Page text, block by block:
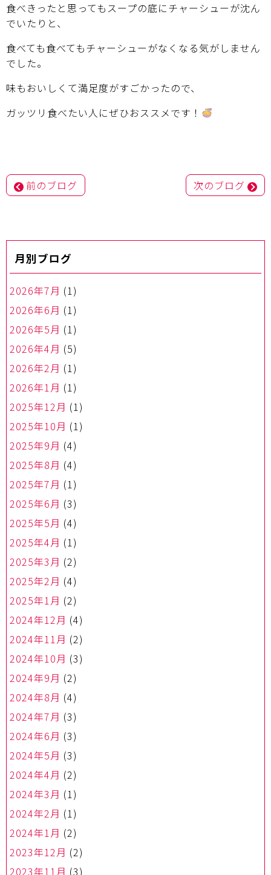
食べきったと思ってもスープの底にチャーシューが沈ん
でいたりと、
食べても食べてもチャーシューがなくなる気がしません
でした。
味もおいしくて満足度がすごかったので、
ガッツリ食べたい人にぜひおススメです！
投
稿
ナ
ー
シ
ョ
ン
前のブログ 次のブログ
月別ブログ
2026年7月 (1)
2026年6月 (1)
2026年5月 (1)
2026年4月 (5)
2026年2月 (1)
2026年1月 (1)
2025年12月 (1)
2025年10月 (1)
2025年9月 (4)
2025年8月 (4)
2025年7月 (1)
2025年6月 (3)
2025年5月 (4)
2025年4月 (1)
2025年3月 (2)
2025年2月 (4)
2025年1月 (2)
2024年12月 (4)
2024年11月 (2)
2024年10月 (3)
2024年9月 (2)
2024年8月 (4)
2024年7月 (3)
2024年6月 (3)
2024年5月 (3)
2024年4月 (2)
2024年3月 (1)
2024年2月 (1)
2024年1月 (2)
2023年12月 (2)
2023年11月 (3)